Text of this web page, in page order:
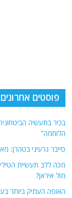
פוסטים אחרונים
בכיר בתעשיה
הלוחמה"
סייבר גרעיני בטהרן:
מכה ללב תעשיית
מול איראן?
האופה העתיק ביותר בעולם